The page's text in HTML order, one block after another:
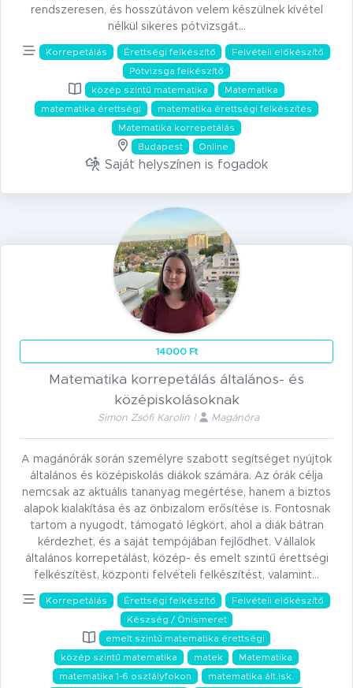
rendszeresen, és hosszútávon velem készülnek kívétel
nélkül sikeres pótvizsgát…
Korrepetálás Érettségi felkészítő
Felvételi előkészítő
Pótvizsga felkészítő
közép szintű matematika
Matematika
matematika érettségi
matematika érettségi felkészítés
Matematika korrepetálás
Budapest
Online
Saját helyszínen is fogadok
14000 Ft
Matematika korrepetálás általános- és
középiskolásoknak
Simon Zsófi Karolin | Magánóra
A magánórák során személyre szabott segítséget nyújtok
általános és középiskolás diákok számára. Az órák célja
nemcsak az aktuális tananyag megértése, hanem a biztos
alapok kialakítása és az önbizalom erősítése is. Fontosnak
tartom a nyugodt, támogató légkört, ahol a diák bátran
kérdezhet, és a saját tempójában fejlődhet. Vállalok
általános korrepetálást, közép- és emelt szintű érettségi
felkészítést, központi felvételi felkészítést, valamint…
Korrepetálás Érettségi felkészítő
Felvételi előkészítő
Készség / Önismeret
emelt szintű matematika érettségi
közép szintű matematika
matek
Matematika
matematika 1-6 osztályfokon
matematika ált.isk.